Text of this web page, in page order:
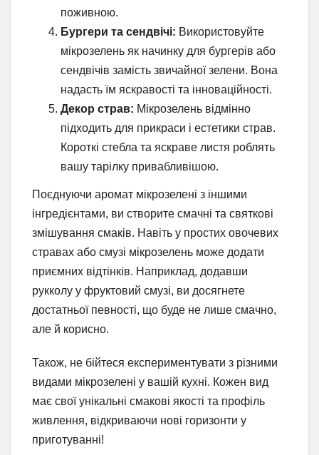
поживною.
Бургери та сендвічі: Використовуйте
мікрозелень як начинку для бургерів або
сендвічів замість звичайної зелени. Вона
надасть їм яскравості та інноваційності.
Декор страв: Мікрозелень відмінно
підходить для прикраси і естетики страв.
Короткі стебла та яскраве листя роблять
вашу тарілку привабливішою.
Поєднуючи аромат мікрозелені з іншими
інгредієнтами, ви створите смачні та святкові
змішування смаків. Навіть у простих овочевих
стравах або смузі мікрозелень може додати
приємних відтінків. Наприклад, додавши
рукколу у фруктовий смузі, ви досягнете
достатньої певності, що буде не лише смачно,
але й корисно.
Також, не бійтеся експериментувати з різними
видами мікрозелені у вашій кухні. Кожен вид
має свої унікальні смакові якості та профіль
живлення, відкриваючи нові горизонти у
приготуванні!